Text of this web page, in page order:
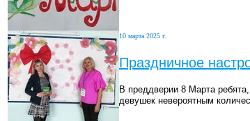
10 марта 2025 г.
Праздничное
В преддверии 8 Марта
девушек невероятным